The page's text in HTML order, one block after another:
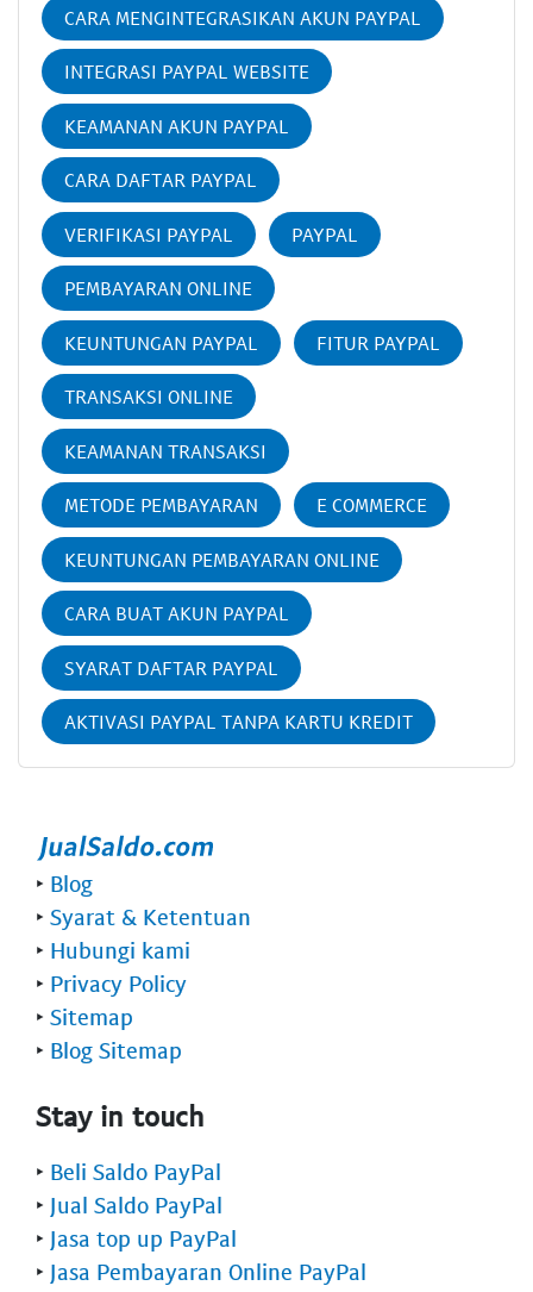
CARA MENGINTEGRASIKAN AKUN PAYPAL
INTEGRASI PAYPAL WEBSITE
KEAMANAN AKUN PAYPAL
CARA DAFTAR PAYPAL
VERIFIKASI PAYPAL PAYPAL
PEMBAYARAN ONLINE
KEUNTUNGAN PAYPAL FITUR PAYPAL
TRANSAKSI ONLINE
KEAMANAN TRANSAKSI
METODE PEMBAYARAN E COMMERCE
KEUNTUNGAN PEMBAYARAN ONLINE
CARA BUAT AKUN PAYPAL
SYARAT DAFTAR PAYPAL
AKTIVASI PAYPAL TANPA KARTU KREDIT
‣ Blog
‣ Syarat & Ketentuan
‣ Hubungi kami
‣ Privacy Policy
‣ Sitemap
‣ Blog Sitemap
Stay in touch
‣ Beli Saldo PayPal
‣ Jual Saldo PayPal
‣ Jasa top up PayPal
‣ Jasa Pembayaran Online PayPal